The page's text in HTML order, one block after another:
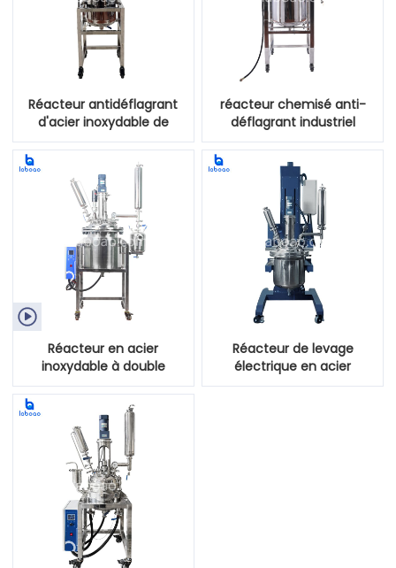
Réacteur antidéflagrant
d'acier inoxydable de
double couche de 10L 20L
réacteur chemisé anti-
déflagrant industriel
d'acier inoxydable de 100L

Réacteur en acier
inoxydable à double
couche de chauffage
électrique
Réacteur de levage
électrique en acier
inoxydable